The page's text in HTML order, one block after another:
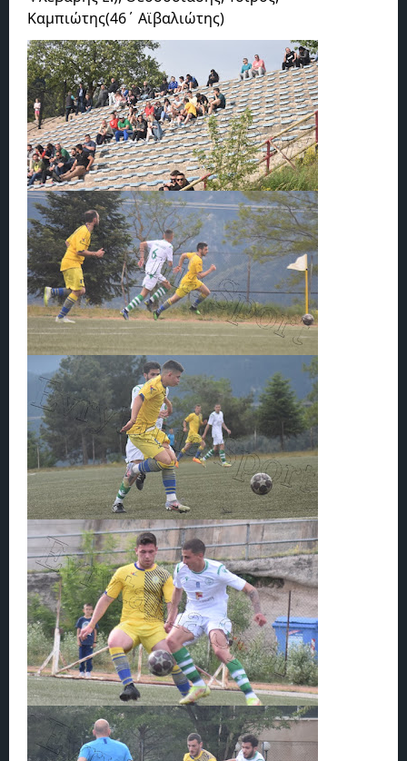
Καμπιώτης(46΄ Αϊβαλιώτης)